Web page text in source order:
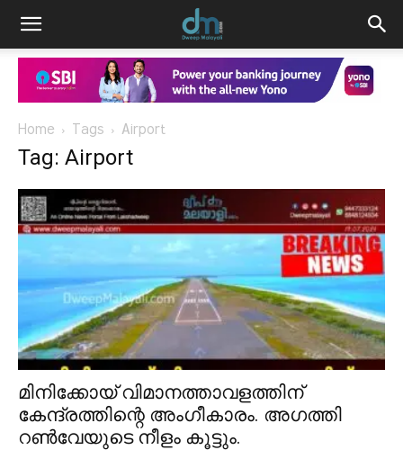
Home Tags Airport
Tag: Airport
മിനിക്കോയ് വിമാനത്താവളത്തിന്
കേന്ദ്രത്തിന്റെ അംഗീകാരം. അഗത്തി
റൺവേയുടെ നീളം കൂട്ടും.